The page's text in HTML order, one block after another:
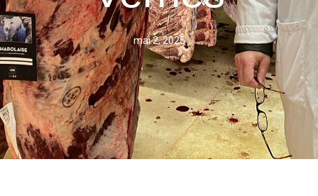
mai 2, 2025